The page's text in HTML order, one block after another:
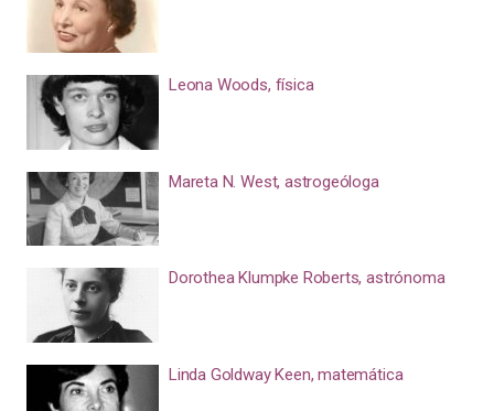
Leona Woods, física
Mareta N. West, astrogeóloga
Dorothea Klumpke Roberts, astrónoma
Linda Goldway Keen, matemática